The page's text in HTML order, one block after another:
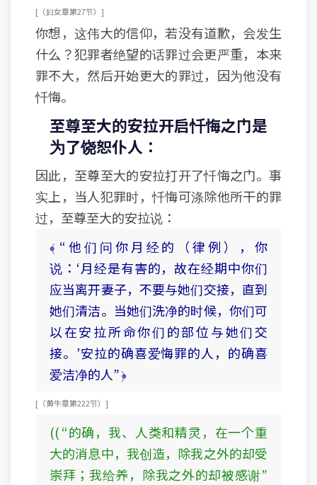
[ （妇女章 第27节） ]
你想，这伟大的信仰，若没有道歉，会发生
什么？犯罪者绝望的话罪过会更严重，本来
罪不大，然后开始更大的罪过，因为他没有
忏悔。
至尊至大的安拉开启忏悔之门是
为了饶恕仆人：
因此，至尊至大的安拉打开了忏悔之门。事
实上，当人犯罪时，忏悔可涤除他所干的罪
过，至尊至大的安拉说：
﴾ “他们问你月经的（律例），你
说：‘月经是有害的，故在经期中你们
应当离开妻子，不要与她们交接，直到
她们清洁。当她们洗净的时候，你们可
以在安拉所命你们的部位与她们交
接。’安拉的确喜爱悔罪的人，的确喜
爱洁净的人” ﴿
[ （黄牛章 第222节） ]
(( “的确，我、人类和精灵，在一个重
大的消息中，我创造，除我之外的却受
崇拜；我给养，除我之外的却被感谢”